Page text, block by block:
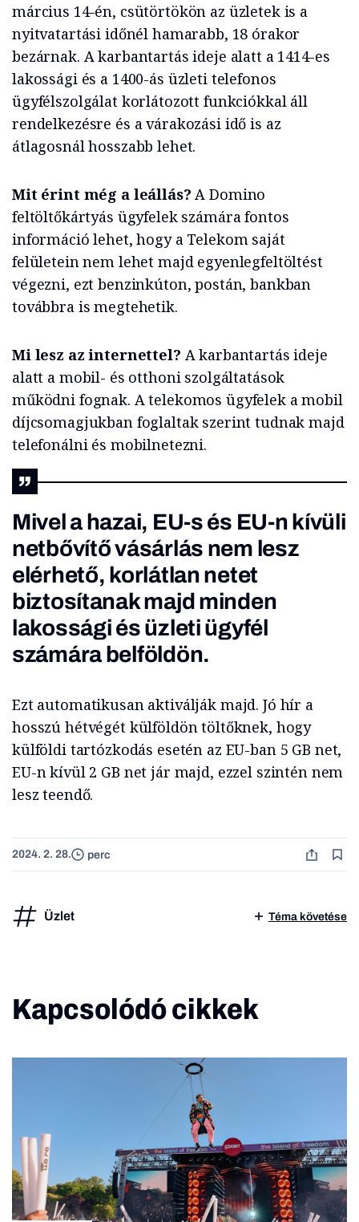
március 14-én, csütörtökön az üzletek is a
nyitvatartási időnél hamarabb, 18 órakor
bezárnak. A karbantartás ideje alatt a 1414-es
lakossági és a 1400-ás üzleti telefonos
ügyfélszolgálat korlátozott funkciókkal áll
rendelkezésre és a várakozási idő is az
átlagosnál hosszabb lehet.
Mit érint még a leállás?A Domino
feltöltőkártyás ügyfelek számára fontos
információ lehet, hogy a Telekom saját
felületein nem lehet majd egyenlegfeltöltést
végezni, ezt benzinkúton, postán, bankban
továbbra is megtehetik.
Mi lesz az internettel? A karbantartás ideje
alatt a mobil- és otthoni szolgáltatások
működni fognak. A telekomos ügyfelek a mobil
díjcsomagjukban foglaltak szerint tudnak majd
telefonálni és mobilnetezni.
Mivel a hazai, EU-s és EU-n kívüli
netbővítő vásárlás nem lesz
elérhető, korlátlan netet
biztosítanak majd minden
lakossági és üzleti ügyfél
számára belföldön.
Ezt automatikusan aktiválják majd. Jó hír a
hosszú hétvégét külföldön töltőknek, hogy
külföldi tartózkodás esetén az EU-ban 5 GB net,
EU-n kívül 2 GB net jár majd, ezzel szintén nem
lesz teendő.
2024. 2. 28. perc
Üzlet Téma követése
Kapcsolódó cikkek